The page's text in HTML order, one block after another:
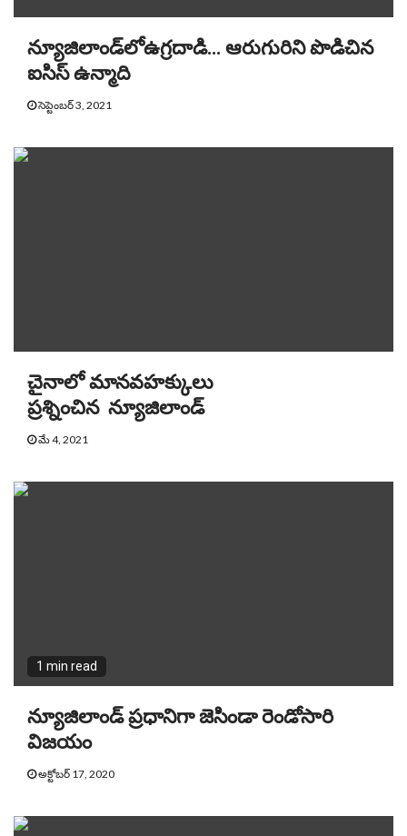
న్యూజిలాండ్‌లోఉగ్రదాడి… ఆరుగురిని పొడిచిన
ఐసిస్ ఉన్మాది
సెప్టెంబర్ 3, 2021
చైనాలో మానవహక్కులు
ప్రశ్నించిన న్యూజిలాండ్
మే 4, 2021
1 min read
న్యూజిలాండ్ ప్రధానిగా జెసిండా రెండోసారి
విజయం
అక్టోబర్ 17, 2020